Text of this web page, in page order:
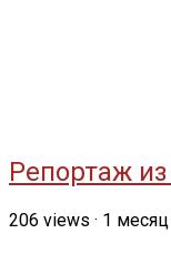
Репортаж
206 views · 1